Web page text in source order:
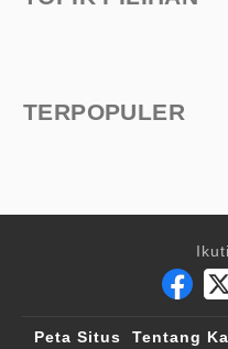
TERPOPULER
Peta Situs Tentang